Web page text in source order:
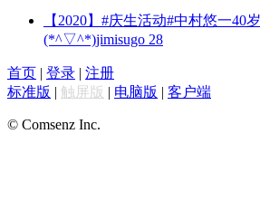
【2020】#庆生活动#中村悠一
(*^▽^*)jimisugo 28
首页 | 登录 | 注册
标准版 | 触屏版 | 电脑版 | 客户端
© Comsenz Inc.